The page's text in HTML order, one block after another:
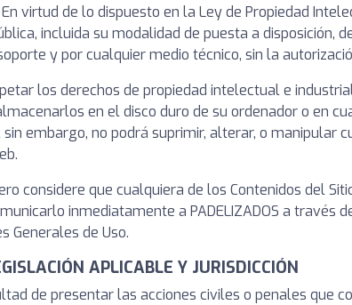
virtud de lo dispuesto en la Ley de Propiedad
incluida su modalidad de puesta a disposición,
y por cualquier medio técnico, sin la
los derechos de propiedad intelectual e
en el disco duro de su ordenador o en
sin embargo, no podrá suprimir, alterar, o manipular
considere que cualquiera de los Contenidos del
inmediatamente a PADELIZADOS a través
Generales de Uso.
APLICABLE Y JURISDICCIÓN
de presentar las acciones civiles o penales que